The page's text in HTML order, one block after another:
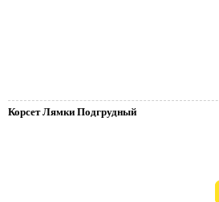
Корсет Лямки Подгрудный